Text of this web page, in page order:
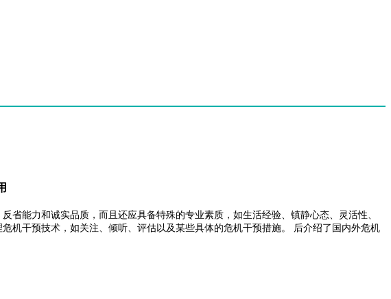
能力和诚实品质，而且还应具备特殊的专业素质，如生活经验、镇静心态、灵活性、
机干预技术，如关注、倾听、评估以及某些具体的危机干预措施。 后介绍了国内外危机